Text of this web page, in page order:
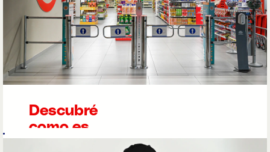
Descubré
como es
trabajar